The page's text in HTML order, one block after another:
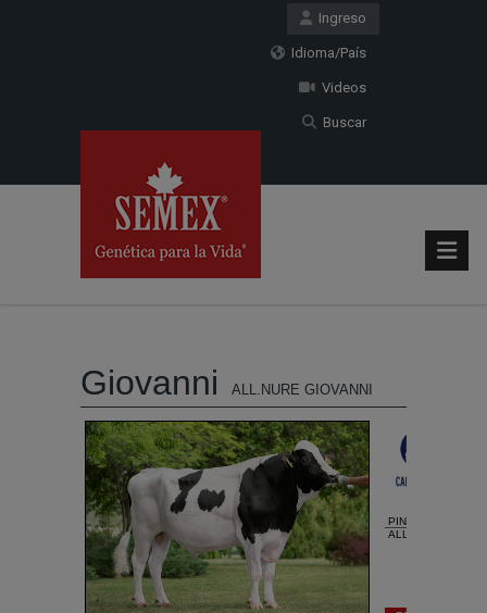
Ingreso
Idioma/País
Videos
Buscar